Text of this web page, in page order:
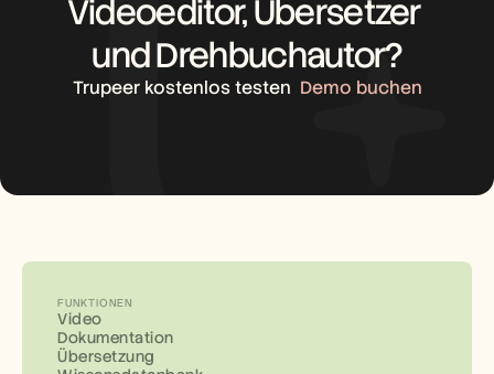
Videoeditor, Übersetzer
und Drehbuchautor?
Trupeer kostenlos testen Demo buchen
FUNKTIONEN
Video
Dokumentation
Übersetzung